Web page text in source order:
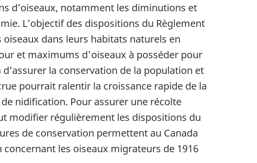
d’oiseaux, notamment les diminutions et
L’objectif des dispositions du Règlement
oiseaux dans leurs habitats naturels en
et maximums d'oiseaux à posséder pour
la conservation de la population et
pourrait ralentir la croissance rapide de la
nidification. Pour assurer une récolte
modifier régulièrement les dispositions du
de conservation permettent au Canada
les oiseaux migrateurs de 1916